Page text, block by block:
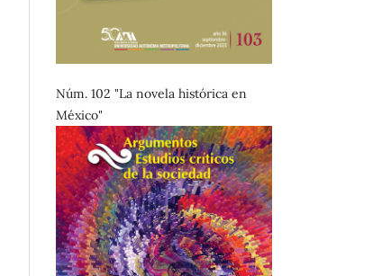
Núm. 102 "La novela histórica en
México"